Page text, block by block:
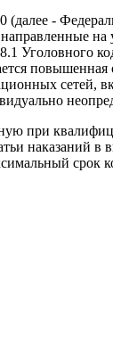
-
на
Уголовного
повышенная
сетей,
при
наказаний в
срок